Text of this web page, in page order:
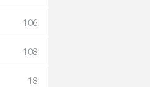
106
108
18